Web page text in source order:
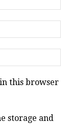
this browser
storage and